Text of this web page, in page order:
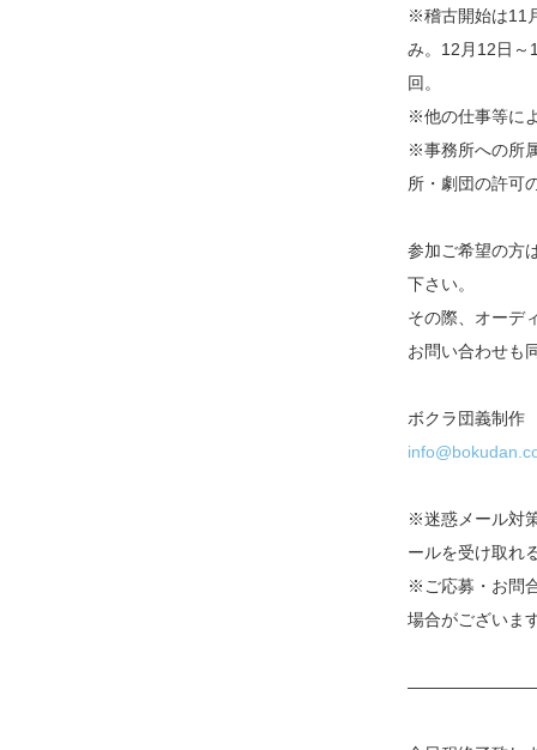
※稽古開始は11
み。12月12日～
回。
※他の仕事等に
※事務所への所
所・劇団の許可
参加ご希望の方
下さい。
その際、オーデ
お問い合わせも
ボクラ団義制作
※迷惑メール対
ールを受け取れ
※ご応募・お問
場合がございま